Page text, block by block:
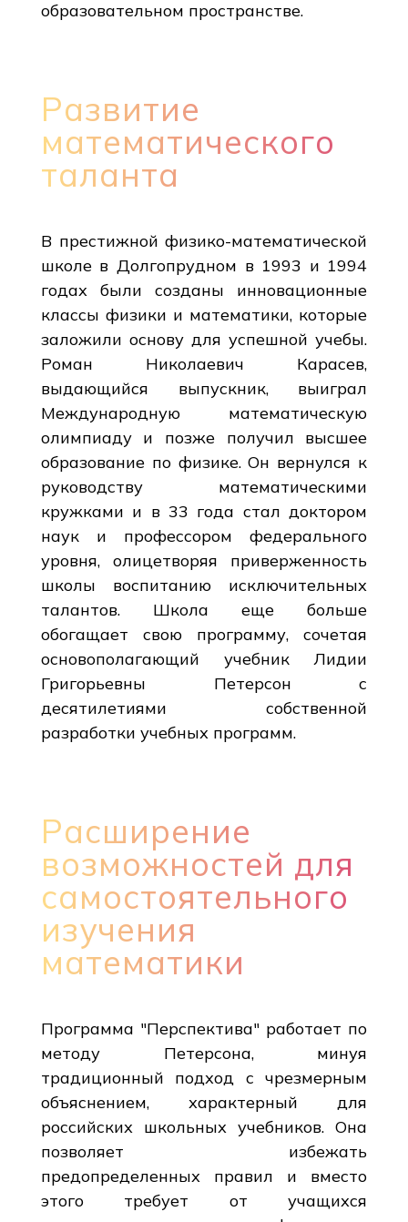
образовательном пространстве.
Развитие
математического
таланта
В престижной физико-математической
школе в Долгопрудном в 1993 и 1994
годах были созданы инновационные
классы физики и математики, которые
заложили основу для успешной учебы.
Роман Николаевич Карасев,
выдающийся выпускник, выиграл
Международную математическую
олимпиаду и позже получил высшее
образование по физике. Он вернулся к
руководству математическими
кружками и в 33 года стал доктором
наук и профессором федерального
уровня, олицетворяя приверженность
школы воспитанию исключительных
талантов. Школа еще больше
обогащает свою программу, сочетая
основополагающий учебник Лидии
Григорьевны Петерсон с
десятилетиями собственной
разработки учебных программ.
Расширение
возможностей для
самостоятельного
изучения
математики
Программа "Перспектива" работает по
методу Петерсона, минуя
традиционный подход с чрезмерным
объяснением, характерный для
российских школьных учебников. Она
позволяет избежать
предопределенных правил и вместо
этого требует от учащихся